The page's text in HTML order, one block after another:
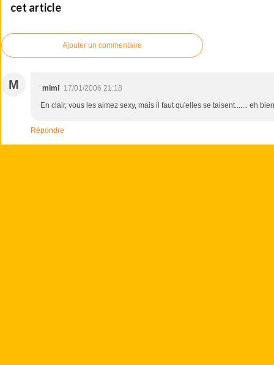
cet article
Ajouter un commentaire
M mimi 17/01/2006 21:18
En clair, vous les aimez sexy, mais il faut qu'elles se taisent....... eh
Répondre